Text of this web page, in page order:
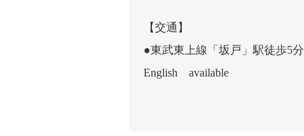
【交通】
●東武東上線「坂戸」駅徒歩5分
English available